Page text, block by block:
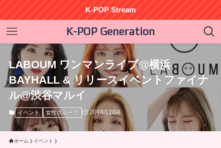
K-POP Stream
K-POP Generation
LABOUM ワンマンライブ@横浜
BAYHALL & リリースイベントファイナ
ル@渋谷マルイ
イベント 女性グループ 2018/12/04
ホーム イベント